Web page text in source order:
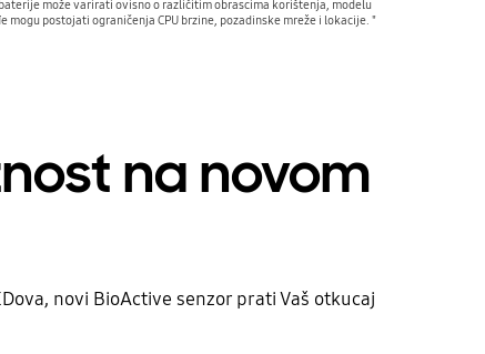
može varirati ovisno o različitim obrascima korištenja, modelu
postojati ograničenja CPU brzine, pozadinske mreže i lokacije. "
na novom
novi BioActive senzor prati Vaš otkucaj